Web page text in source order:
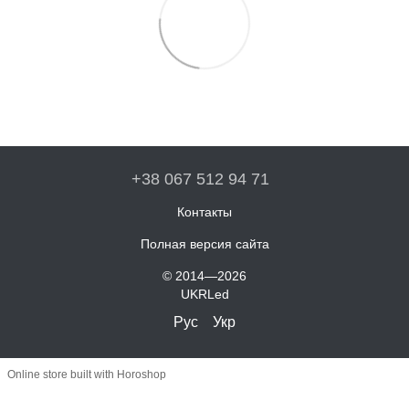
+38 067 512 94 71
Контакты
Полная версия сайта
© 2014—2026
UKRLed
Рус Укр
Online store built with Horoshop